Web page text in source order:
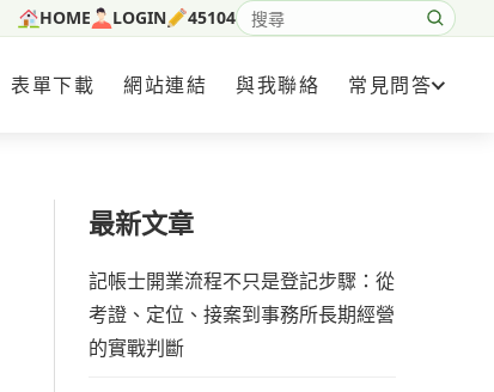
HOME LOGIN 45104
搜尋網站內容
表單下載 網站連結 與我聯絡 常見問答
最新文章
記帳士開業流程不只是登記步驟：從
考證、定位、接案到事務所長期經營
的實戰判斷